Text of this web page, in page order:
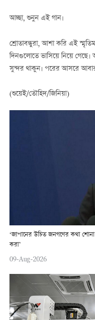
আচ্ছা, শুনুন এই গান।
শ্রোতাবন্ধুরা, আশা করি এই
দিনগুলোতে ভাসিয়ে নিয়ে
সুন্দর থাকুন। পরের আসরে
(শুয়েই/তৌহিদ/জিনিয়া)
‘জাপানের উচিত জনগণের কথা
করা’
09-Aug-2026